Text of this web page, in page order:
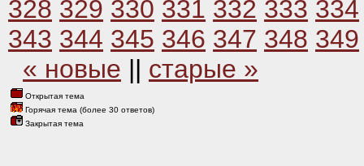
328 329 330 331 332 333 334
343 344 345 346 347 348 349
« новые || старые »
Открытая тема
Горячая тема (более 30 ответов)
Закрытая тема